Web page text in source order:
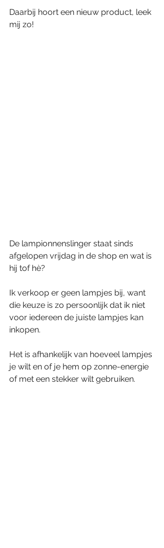
Daarbij hoort een nieuw product, leek
mij zo!
De lampionnenslinger staat sinds
afgelopen vrijdag in de shop en wat is
hij tof hè?
Ik verkoop er geen lampjes bij, want
die keuze is zo persoonlijk dat ik niet
voor iedereen de juiste lampjes kan
inkopen.
Het is afhankelijk van hoeveel lampjes
je wilt en of je hem op zonne-energie
of met een stekker wilt gebruiken.